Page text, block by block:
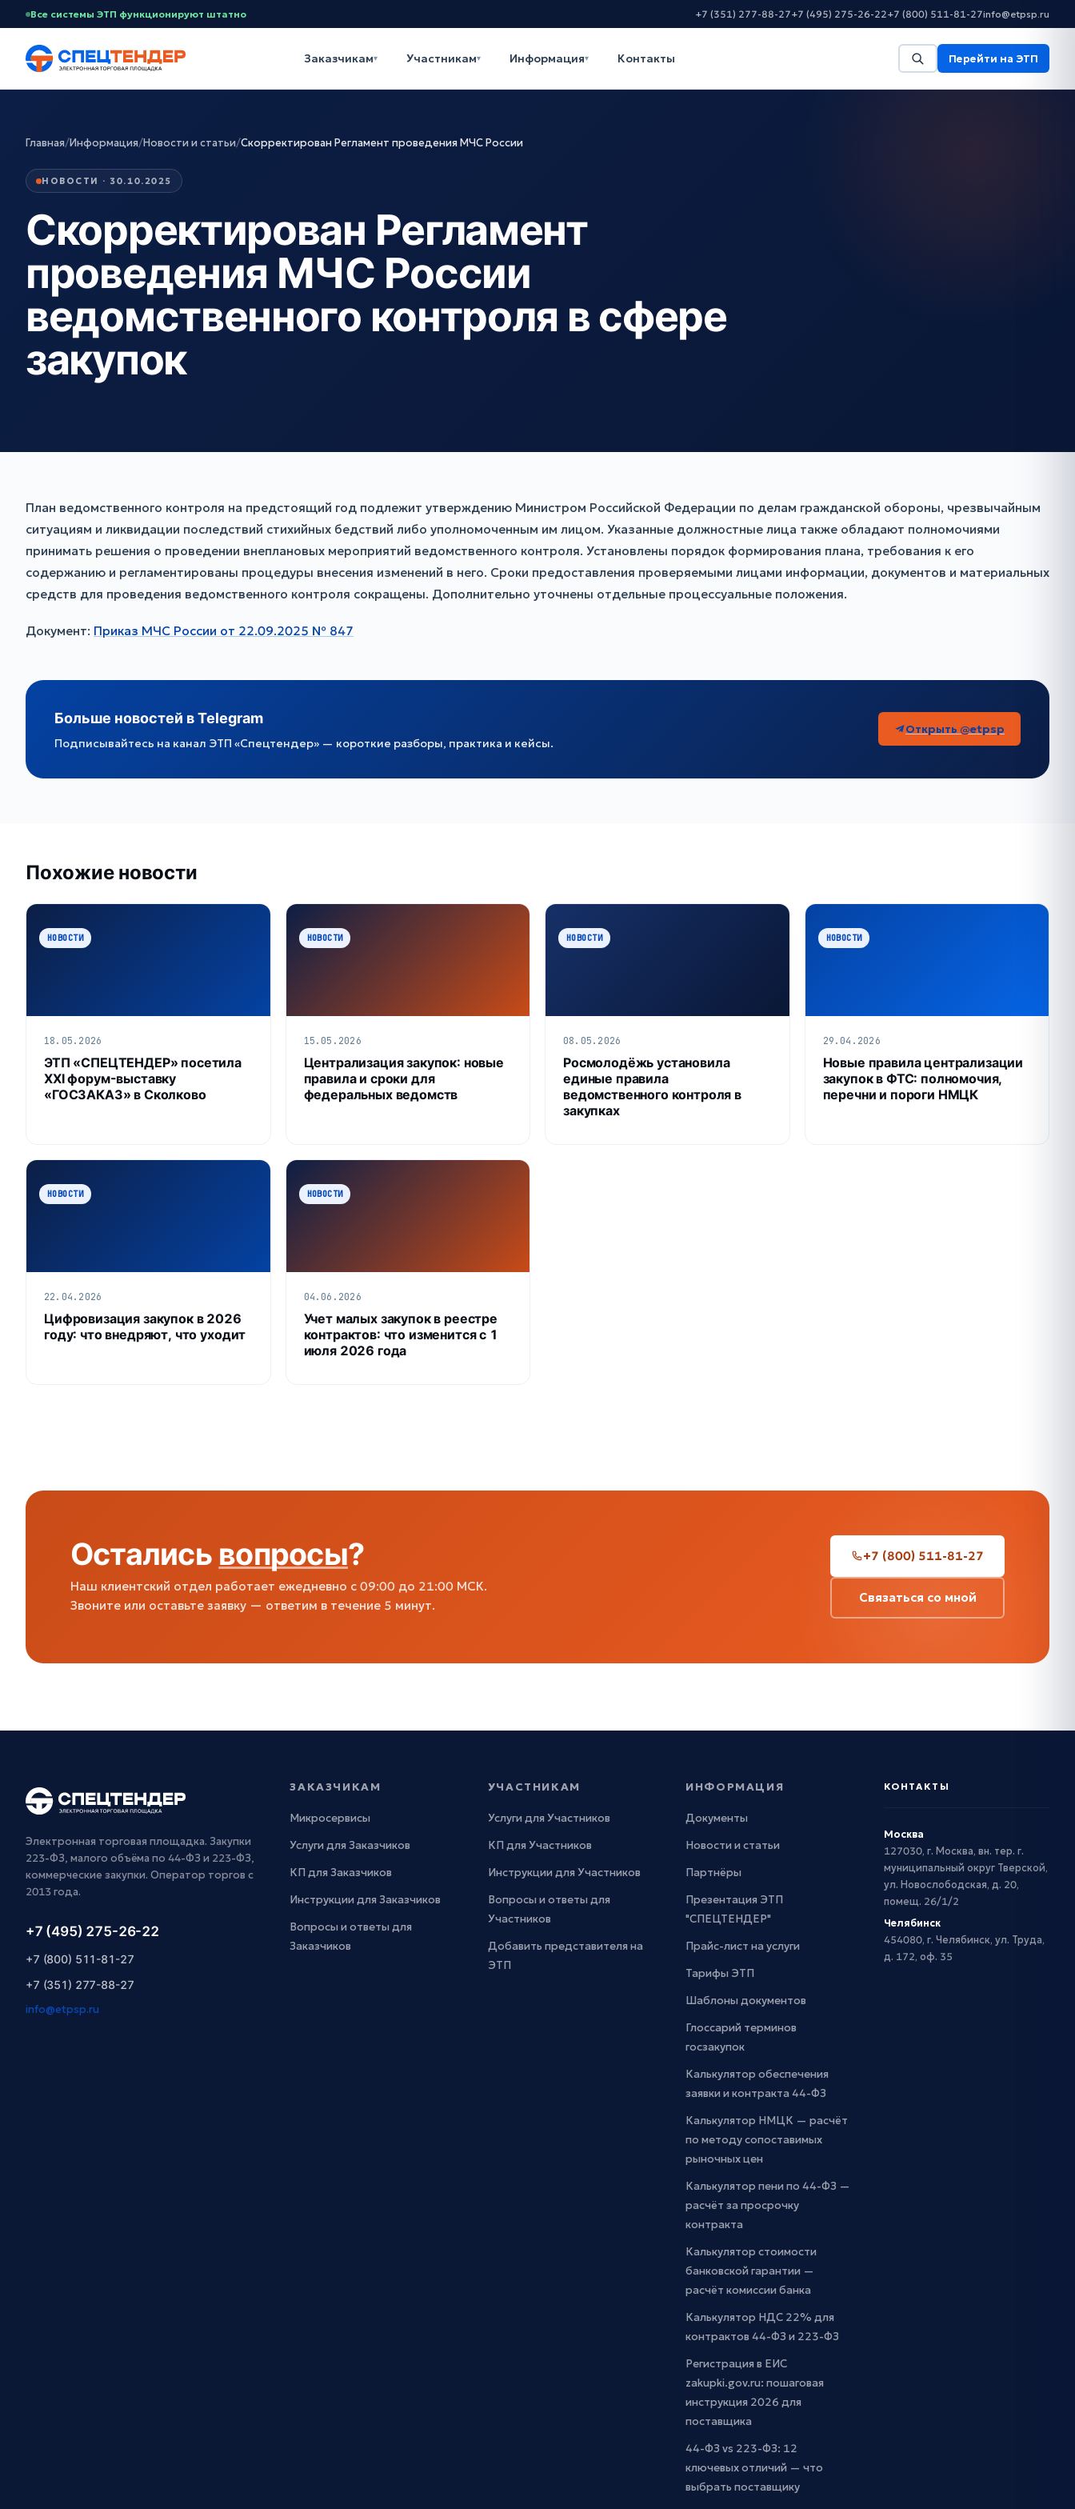
Все системы ЭТП функционируют штатно +7 (351) 277-88-27+7 (495) 275-26-22+7 (800) 511-81-27info@etpsp.ru
Заказчикам▾ Участникам▾ Информация▾ Контакты Перейти на ЭТП
Главная/Информация/Новости и статьи/Скорректирован Регламент проведения МЧС России
НОВОСТИ · 30.10.2025
Скорректирован Регламент
проведения МЧС России
ведомственного контроля в сфере
закупок
План ведомственного контроля на предстоящий год подлежит утверждению Министром Российской Федерации по делам гражданской обороны, чрезвычайным
ситуациям и ликвидации последствий стихийных бедствий либо уполномоченным им лицом. Указанные должностные лица также обладают полномочиями
принимать решения о проведении внеплановых мероприятий ведомственного контроля. Установлены порядок формирования плана, требования к его
содержанию и регламентированы процедуры внесения изменений в него. Сроки предоставления проверяемыми лицами информации, документов и материальных
средств для проведения ведомственного контроля сокращены. Дополнительно уточнены отдельные процессуальные положения.
Документ: Приказ МЧС России от 22.09.2025 № 847
Больше новостей в Telegram
Подписывайтесь на канал ЭТП «Спецтендер» — короткие разборы, практика и кейсы.
Открыть @etpsp
Похожие новости
НОВОСТИ
18.05.2026
ЭТП «СПЕЦТЕНДЕР» посетила
XXI форум-выставку
«ГОСЗАКАЗ» в Сколково
НОВОСТИ
15.05.2026
Централизация закупок: новые
правила и сроки для
федеральных ведомств
НОВОСТИ
08.05.2026
Росмолодёжь установила
единые правила
ведомственного контроля в
закупках
НОВОСТИ
29.04.2026
Новые правила централизации
закупок в ФТС: полномочия,
перечни и пороги НМЦК
НОВОСТИ
22.04.2026
Цифровизация закупок в 2026
году: что внедряют, что уходит
НОВОСТИ
04.06.2026
Учет малых закупок в реестре
контрактов: что изменится с 1
июля 2026 года
Остались вопросы?
Наш клиентский отдел работает ежедневно с 09:00 до 21:00 МСК.
Звоните или оставьте заявку — ответим в течение 5 минут.
+7 (800) 511-81-27
Связаться со мной
Электронная торговая площадка. Закупки
223-ФЗ, малого объёма по 44-ФЗ и 223-ФЗ,
коммерческие закупки. Оператор торгов с
2013 года.
+7 (495) 275-26-22
+7 (800) 511-81-27
+7 (351) 277-88-27
info@etpsp.ru
ЗАКАЗЧИКАМ
Микросервисы
Услуги для Заказчиков
КП для Заказчиков
Инструкции для Заказчиков
Вопросы и ответы для
Заказчиков
УЧАСТНИКАМ
Услуги для Участников
КП для Участников
Инструкции для Участников
Вопросы и ответы для
Участников
Добавить представителя на
ЭТП
ИНФОРМАЦИЯ
Документы
Новости и статьи
Партнёры
Презентация ЭТП
"СПЕЦТЕНДЕР"
Прайс-лист на услуги
Тарифы ЭТП
Шаблоны документов
Глоссарий терминов
госзакупок
Калькулятор обеспечения
заявки и контракта 44-ФЗ
Калькулятор НМЦК — расчёт
по методу сопоставимых
рыночных цен
Калькулятор пени по 44-ФЗ —
расчёт за просрочку
контракта
Калькулятор стоимости
банковской гарантии —
расчёт комиссии банка
Калькулятор НДС 22% для
контрактов 44-ФЗ и 223-ФЗ
Регистрация в ЕИС
zakupki.gov.ru: пошаговая
инструкция 2026 для
поставщика
44-ФЗ vs 223-ФЗ: 12
ключевых отличий — что
выбрать поставщику
КОНТАКТЫ
Москва
127030, г. Москва, вн. тер. г.
муниципальный округ Тверской,
ул. Новослободская, д. 20,
помещ. 26/1/2
Челябинск
454080, г. Челябинск, ул. Труда,
д. 172, оф. 35